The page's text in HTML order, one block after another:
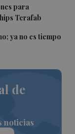
para
Terafab
ya no es tiempo
de
noticias